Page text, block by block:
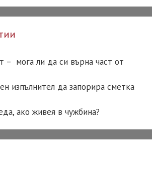
– мога ли да си върна част от
изпълнител да запорира сметка
ако живея в чужбина?